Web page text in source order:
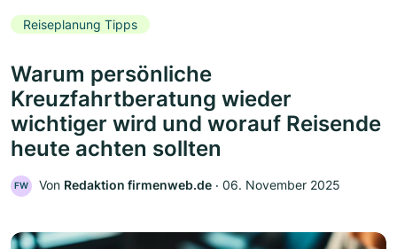
Reiseplanung Tipps
Warum persönliche
Kreuzfahrtberatung wieder
wichtiger wird und worauf Reisende
heute achten sollten
FW Von Redaktion firmenweb.de ‧ 06. November 2025